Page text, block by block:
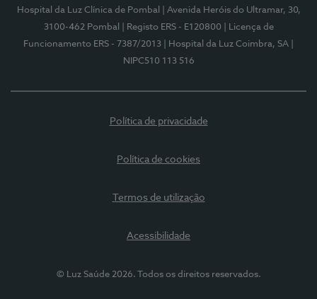
Hospital da Luz Clínica de Pombal
| Avenida Heróis do Ultramar, 30,
3100-462 Pombal
| Registo ERS - E120800
| Licença de
Funcionamento ERS - 7387/2013
| Hospital da Luz Coimbra, SA
NIPC510 113 516
Política de privacidade
Política de cookies
Termos de utilização
Acessibilidade
© Luz Saúde 2026. Todos os direitos reservados.